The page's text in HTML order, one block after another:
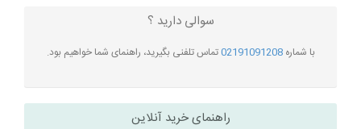
سوالی دارید ؟
با شماره02191091208تماس تلفنی بگیرید، راهنمای شما خواهیم بود.
راهنمای خرید آنلاین